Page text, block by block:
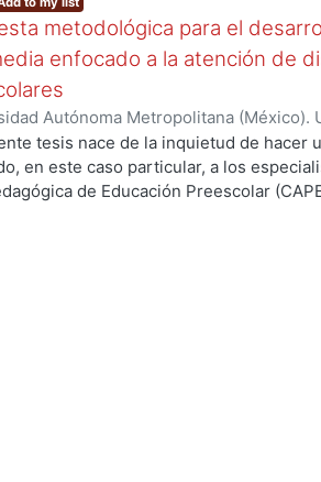
analizando los componentes básicos
los principales factores del sistema
desde una perspectiva
se describe las condiciones
El estudio paisajístico del contexto y
Xochitécatl refiere la asociación de
como marcadores solares y su
y su ritualidad.
Considerando los métodos de
se propone desarrollar una
y en una sola, los distintos
metodológica para el
enfocado a la atención de
Autónoma Metropolitana (México).
de Información. ,2008-07 )Martínez
tesis nace de la inquietud de hacer
en este caso particular, a los
de Educación Preescolar